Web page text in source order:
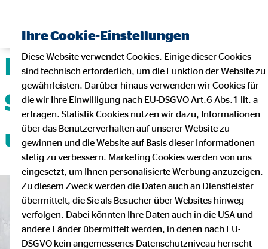
Deine Karriere mit
Sicherheit, Flexibilität
und Teamgeist!
Ihre Cookie-Einstellungen
Diese Website verwendet Cookies. Einige dieser Cookies
sind technisch erforderlich, um die Funktion der Website zu
gewährleisten. Darüber hinaus verwenden wir Cookies für
die wir Ihre Einwilligung nach EU-DSGVO Art.6 Abs.1 lit. a
erfragen. Statistik Cookies nutzen wir dazu, Informationen
über das Benutzerverhalten auf unserer Website zu
gewinnen und die Website auf Basis dieser Informationen
stetig zu verbessern. Marketing Cookies werden von uns
eingesetzt, um Ihnen personalisierte Werbung anzuzeigen.
Zu diesem Zweck werden die Daten auch an Dienstleister
übermittelt, die Sie als Besucher über Websites hinweg
verfolgen. Dabei könnten Ihre Daten auch in die USA und
andere Länder übermittelt werden, in denen nach EU-
DSGVO kein angemessenes Datenschutzniveau herrscht